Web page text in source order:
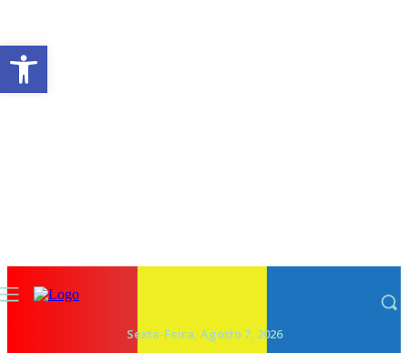
Sexta-Feira, Agosto 7, 2026
Abrir a barra de ferramentas